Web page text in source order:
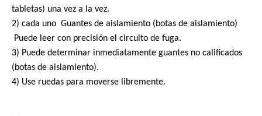
tabletas) una vez a la vez.
2) cada uno Guantes de aislamiento (botas de aislamiento)
Puede leer con precisión el circuito de fuga.
3) Puede determinar inmediatamente guantes no calificados
(botas de aislamiento).
4) Use ruedas para moverse libremente.